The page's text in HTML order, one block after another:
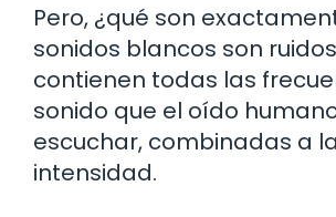
Pero, ¿qué son
sonidos blancos son
contienen todas las
sonido que el oído
escuchar, combinadas a
intensidad.